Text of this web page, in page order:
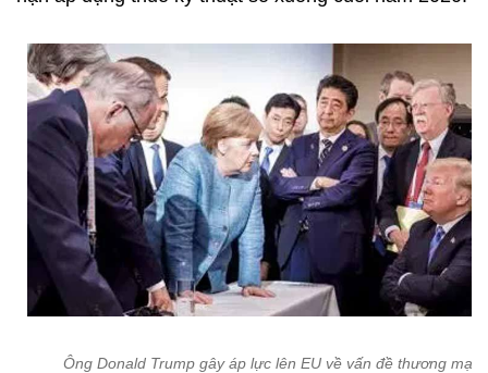
Ông Donald Trump gây áp lực lên EU về vấn đề thương mại.